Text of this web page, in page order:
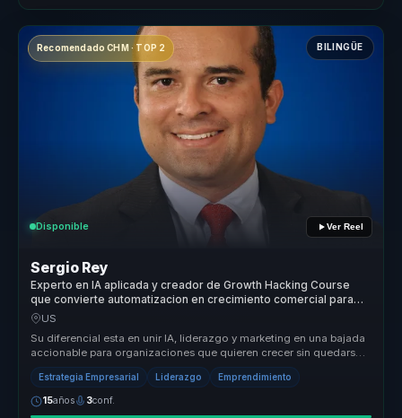
Recomendado CHM · TOP 2 BILINGÜE
Disponible Ver Reel
Sergio Rey
Experto en IA aplicada y creador de Growth Hacking Course
que convierte automatizacion en crecimiento comercial para
empresas.
US
Su diferencial esta en unir IA, liderazgo y marketing en una bajada
accionable para organizaciones que quieren crecer sin quedarse
en teo...
Estrategia Empresarial Liderazgo Emprendimiento
15años 3conf.